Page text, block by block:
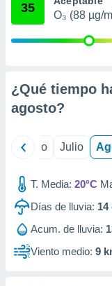
publicidad
1199
35
O₃ (88 µg/
¿Qué tiempo
agosto?
Junio Julio
T. Media: 20°C
Días de lluvia: 14
Acum. de lluvia:
Viento medio: 9